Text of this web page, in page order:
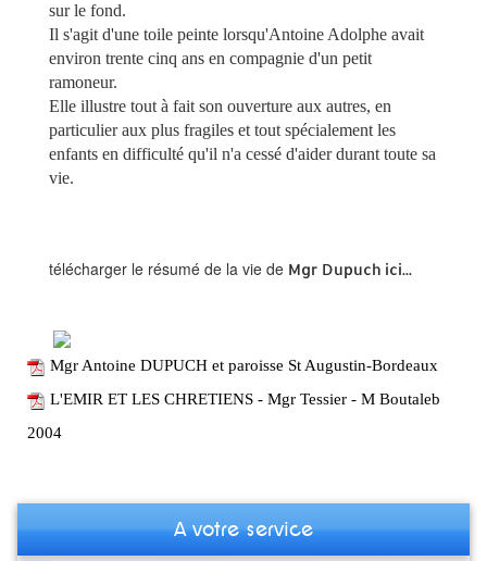
sur le fond.
Il s'agit d'une toile peinte lorsqu'Antoine Adolphe avait
environ trente cinq ans en compagnie d'un petit
ramoneur.
Elle illustre tout à fait son ouverture aux autres, en
particulier aux plus fragiles et tout spécialement les
enfants en difficulté qu'il n'a cessé d'aider durant toute sa
vie.
télécharger le résumé de la vie de Mgr Dupuch ici...
Mgr Antoine DUPUCH et paroisse St Augustin-Bordeaux
L'EMIR ET LES CHRETIENS - Mgr Tessier - M Boutaleb
2004
A votre service